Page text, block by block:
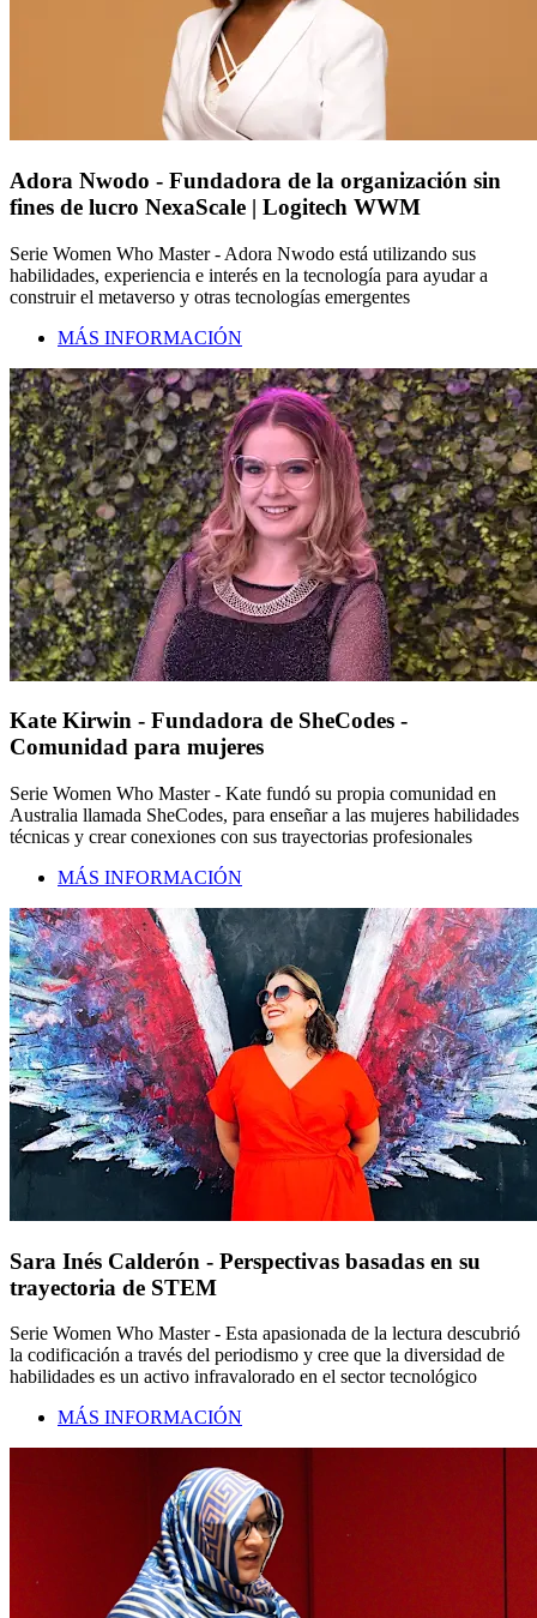
Adora Nwodo - Fundadora de la organización sin
fines de lucro NexaScale | Logitech WWM
Serie Women Who Master - Adora Nwodo está utilizando sus
habilidades, experiencia e interés en la tecnología para ayudar a
construir el metaverso y otras tecnologías emergentes
MÁS INFORMACIÓN
Kate Kirwin - Fundadora de SheCodes -
Comunidad para mujeres
Serie Women Who Master - Kate fundó su propia comunidad en
Australia llamada SheCodes, para enseñar a las mujeres habilidades
técnicas y crear conexiones con sus trayectorias profesionales
MÁS INFORMACIÓN
Sara Inés Calderón - Perspectivas basadas en su
trayectoria de STEM
Serie Women Who Master - Esta apasionada de la lectura descubrió
la codificación a través del periodismo y cree que la diversidad de
habilidades es un activo infravalorado en el sector tecnológico
MÁS INFORMACIÓN